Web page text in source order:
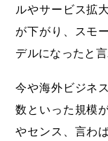
ルやサービス拡
が下がり、スモ
デルになったと
今や海外ビジネ
数といった規模
やセンス、言わ